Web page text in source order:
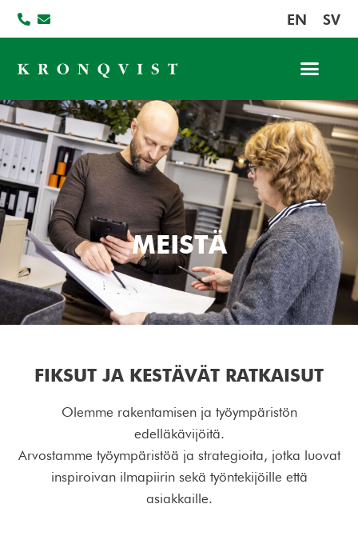
EN SV
MEISTÄ
FIKSUT JA KESTÄVÄT RATKAISUT
Olemme rakentamisen ja työympäristön
edelläkävijöitä.
Arvostamme työympäristöä ja strategioita, jotka luovat
inspiroivan ilmapiirin sekä työntekijöille että
asiakkaille.